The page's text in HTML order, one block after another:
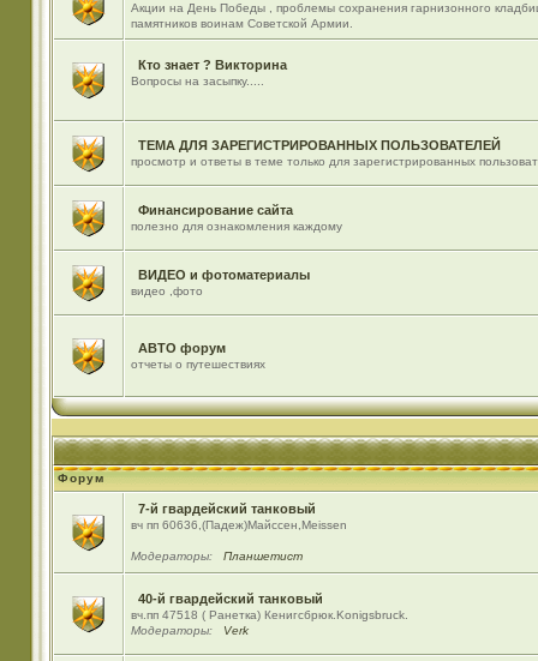
Акции на День Победы , проблемы сохранения гарнизонного
памятников воинам Советской Армии.
Кто знает ? Викторина
Вопросы на засыпку.....
ТЕМА ДЛЯ ЗАРЕГИСТРИРОВАННЫХ ПОЛЬЗОВАТЕЛЕЙ
просмотр и ответы в теме только для зарегистрированных
Финансирование сайта
полезно для ознакомления каждому
ВИДЕО и фотоматериалы
видео ,фото
АВТО форум
отчеты о путешествиях
Форум
7-й гвардейский танковый
вч пп 60636,(Падеж)Майсcен,Meissen
Модераторы: Планшетист
40-й гвардейский танковый
вч.пп 47518 ( Ранетка) Кенигсбрюк.Konigsbruck.
Модераторы:
Verk